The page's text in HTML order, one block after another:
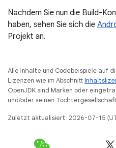
Nachdem Sie nun die Build-
haben, sehen Sie sich die
Projekt an.
Alle Inhalte und Codebeispiele auf
Lizenzen wie im Abschnitt
OpenJDK sind Marken oder
und/oder seinen
Zuletzt aktualisiert: 2026-07-15